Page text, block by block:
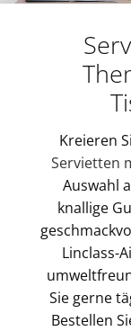
Kreieren
Servietten
Auswahl
knallige
Linclass-
Sie gerne
Bestellen